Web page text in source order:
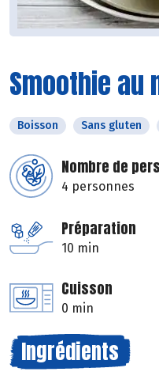
Smoothie au
Boisson Sans gluten
Nombre de
4 personnes
Préparation
10 min
Cuisson
0 min
Ingrédients